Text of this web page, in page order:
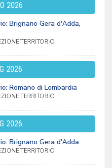
2026
Brignano Gera d'Adda,
2026
Romano di Lombardia
2026
Brignano Gera d'Adda